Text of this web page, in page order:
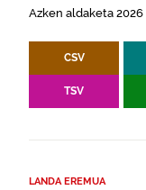
Azken aldaketa 2026
CSV
TSV
LANDA EREMUA